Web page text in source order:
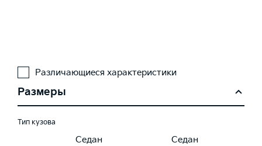
Различающиеся характеристики
Размеры
Тип кузова
Седан Седан